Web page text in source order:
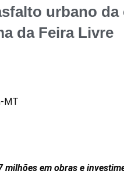
urbano
da Feira Livre
MT
milhões em obras e